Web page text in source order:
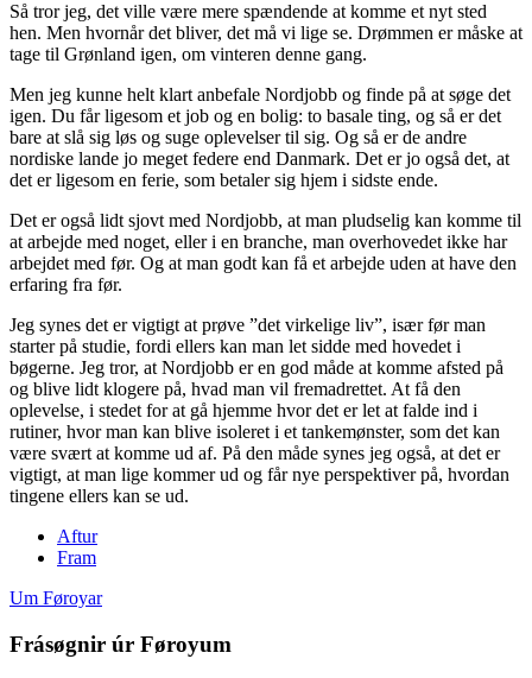
Så tror jeg, det ville være mere spændende at komme et nyt sted
hen. Men hvornår det bliver, det må vi lige se. Drømmen er måske at
tage til Grønland igen, om vinteren denne gang.
Men jeg kunne helt klart anbefale Nordjobb og finde på at søge det
igen. Du får ligesom et job og en bolig: to basale ting, og så er det
bare at slå sig løs og suge oplevelser til sig. Og så er de andre
nordiske lande jo meget federe end Danmark. Det er jo også det, at
det er ligesom en ferie, som betaler sig hjem i sidste ende.
Det er også lidt sjovt med Nordjobb, at man pludselig kan komme til
at arbejde med noget, eller i en branche, man overhovedet ikke har
arbejdet med før. Og at man godt kan få et arbejde uden at have den
erfaring fra før.
Jeg synes det er vigtigt at prøve ”det virkelige liv”, især før man
starter på studie, fordi ellers kan man let sidde med hovedet i
bøgerne. Jeg tror, at Nordjobb er en god måde at komme afsted på
og blive lidt klogere på, hvad man vil fremadrettet. At få den
oplevelse, i stedet for at gå hjemme hvor det er let at falde ind i
rutiner, hvor man kan blive isoleret i et tankemønster, som det kan
være svært at komme ud af. På den måde synes jeg også, at det er
vigtigt, at man lige kommer ud og får nye perspektiver på, hvordan
tingene ellers kan se ud.
Aftur
Fram
Um Føroyar
Frásøgnir úr Føroyum